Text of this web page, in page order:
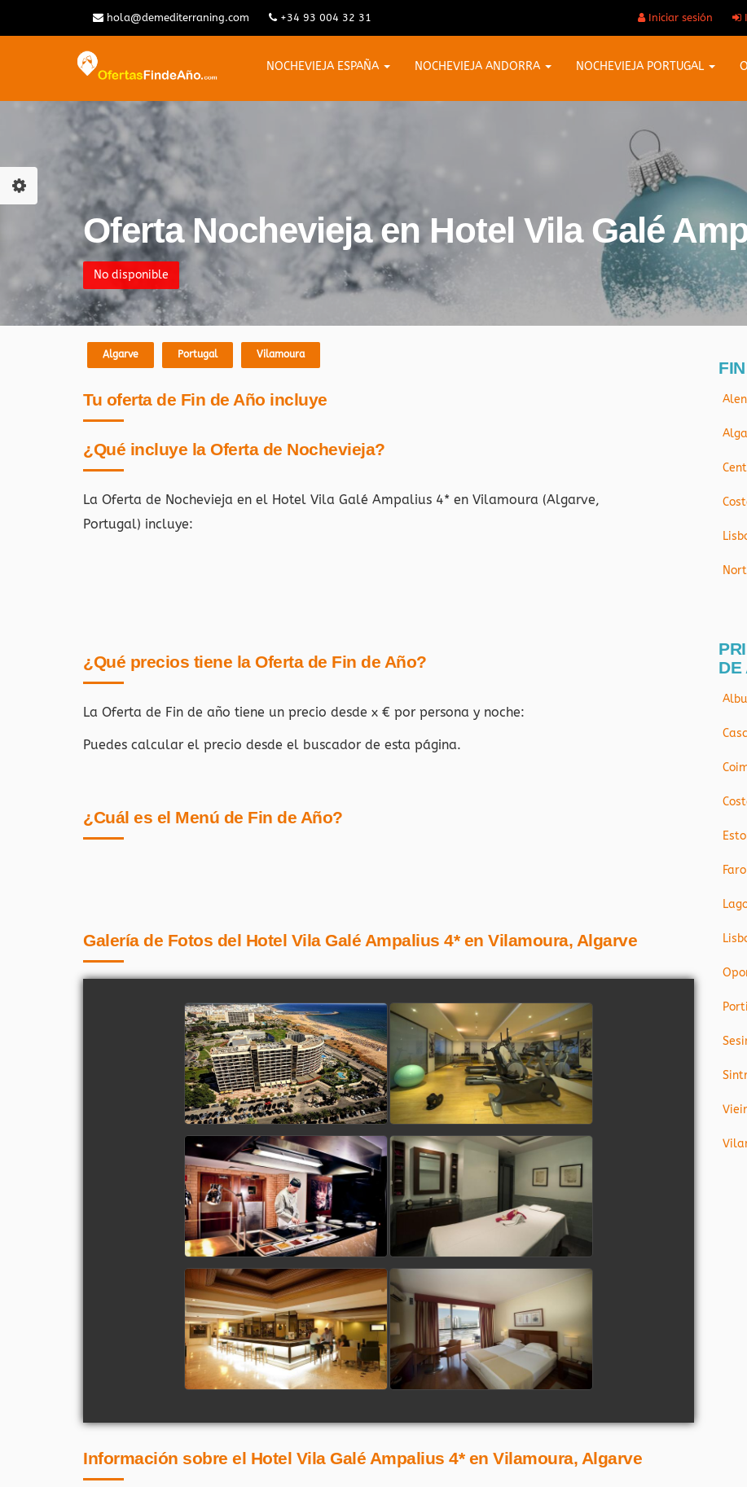
hola@demediterraning.com +34 93 004 32 31 Iniciar sesión
NOCHEVIEJA ESPAÑA NOCHEVIEJA ANDORRA NOCHEVIEJA PORTUGAL
Oferta Nochevieja en Hotel Vila Galé
No disponible
Algarve Portugal Vilamoura
Tu oferta de Fin de Año incluye
¿Qué incluye la Oferta de Nochevieja?
La Oferta de Nochevieja en el Hotel Vila Galé Ampalius 4* en Vilamoura (Algarve,
Portugal) incluye:
¿Qué precios tiene la Oferta de Fin de Año?
La Oferta de Fin de año tiene un precio desde x € por persona y noche:
Puedes calcular el precio desde el buscador de esta página.
¿Cuál es el Menú de Fin de Año?
Galería de Fotos del Hotel Vila Galé Ampalius 4* en Vilamoura, Algarve
Información sobre el Hotel Vila Galé Ampalius 4* en Vilamoura, Algarve
DE
Faro